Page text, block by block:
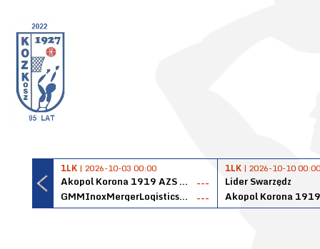
1LK | 2026-10-03 00:00
Akopol Korona 1919 AZS PK Kraków
---
GMMInoxMergerLogisticsPanteryŁańcut
---
1LK | 2026-10-10 00:00
Lider Swarzędz